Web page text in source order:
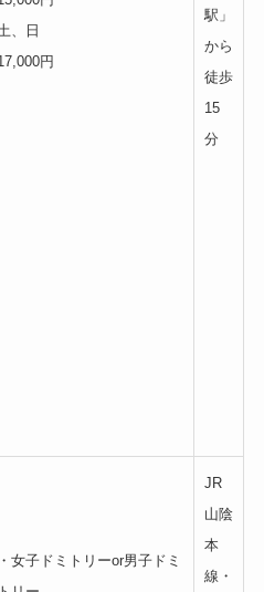
、日
円
駅」
から
徒歩
15
分
・女子ドミトリーor男子ドミ
JR
山陰
本
線・